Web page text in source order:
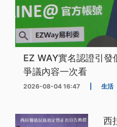
EZ WAY實名認證引發
爭議內容一次看
2026-08-04 16:47 生活
西